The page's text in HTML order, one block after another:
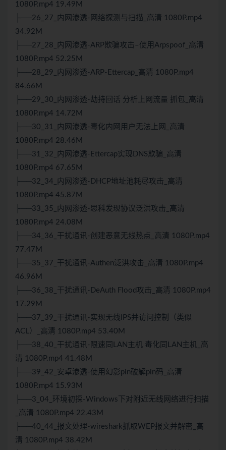
1080P.mp4 19.49M
├──26_27_内网渗透-网络探测与扫描_高清 1080P.mp4
34.92M
├──27_28_内网渗透-ARP欺骗攻击–使用Arpspoof_高清
1080P.mp4 52.25M
├──28_29_内网渗透-ARP-Ettercap_高清 1080P.mp4
84.66M
├──29_30_内网渗透-劫持回话 分析上网流量 抓包_高清
1080P.mp4 14.72M
├──30_31_内网渗透-毒化内网用户无法上网_高清
1080P.mp4 28.46M
├──31_32_内网渗透-Ettercap实现DNS欺骗_高清
1080P.mp4 67.65M
├──32_34_内网渗透-DHCP地址池耗尽攻击_高清
1080P.mp4 45.87M
├──33_35_内网渗透-思科发现协议泛洪攻击_高清
1080P.mp4 24.08M
├──34_36_干扰通讯-创建恶意无线热点_高清 1080P.mp4
77.47M
├──35_37_干扰通讯-Authen泛洪攻击_高清 1080P.mp4
46.96M
├──36_38_干扰通讯-DeAuth Flood攻击_高清 1080P.mp4
17.29M
├──37_39_干扰通讯-实现无线IPS并访问控制（类似
ACL）_高清 1080P.mp4 53.40M
├──38_40_干扰通讯-限速同LAN主机 毒化同LAN主机_高
清 1080P.mp4 41.48M
├──39_42_安卓渗透-使用幻影pin破解pin码_高清
1080P.mp4 15.93M
├──3_04_环境初探-Windows下对附近无线网络进行扫描
_高清 1080P.mp4 22.43M
├──40_44_报文处理-wireshark抓取WEP报文并解密_高
清 1080P.mp4 38.42M